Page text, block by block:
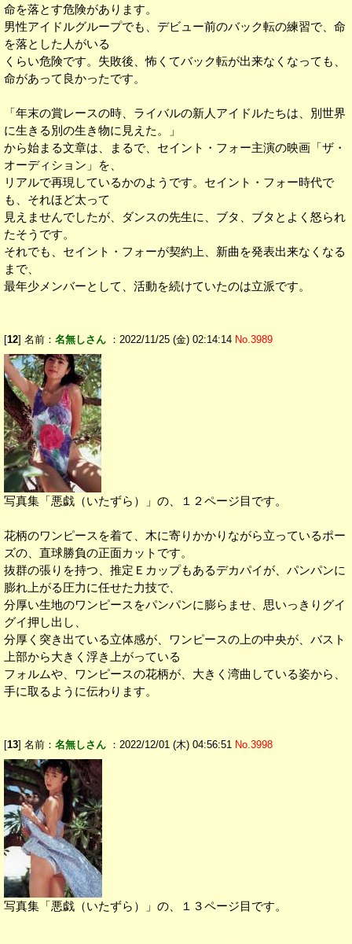
命を落とす危険があります。
男性アイドルグループでも、デビュー前のバック転の練習で、命
を落とした人がいる
くらい危険です。失敗後、怖くてバック転が出来なくなっても、
命があって良かったです。
「年末の賞レースの時、ライバルの新人アイドルたちは、別世界
に生きる別の生き物に見えた。」
から始まる文章は、まるで、セイント・フォー主演の映画「ザ・
オーディション」を、
リアルで再現しているかのようです。セイント・フォー時代で
も、それほど太って
見えませんでしたが、ダンスの先生に、ブタ、ブタとよく怒られ
たそうです。
それでも、セイント・フォーが契約上、新曲を発表出来なくなる
まで、
最年少メンバーとして、活動を続けていたのは立派です。
[12] 名前： 名無しさん ：2022/11/25 (金) 02:14:14 No.3989
写真集「悪戯（いたずら）」の、１２ページ目です。
花柄のワンピースを着て、木に寄りかかりながら立っているポー
ズの、直球勝負の正面カットです。
抜群の張りを持つ、推定Ｅカップもあるデカパイが、パンパンに
膨れ上がる圧力に任せた力技で、
分厚い生地のワンピースをパンパンに膨らませ、思いっきりグイ
グイ押し出し、
分厚く突き出ている立体感が、ワンピースの上の中央が、バスト
上部から大きく浮き上がっている
フォルムや、ワンピースの花柄が、大きく湾曲している姿から、
手に取るように伝わります。
[13] 名前： 名無しさん ：2022/12/01 (木) 04:56:51 No.3998
写真集「悪戯（いたずら）」の、１３ページ目です。